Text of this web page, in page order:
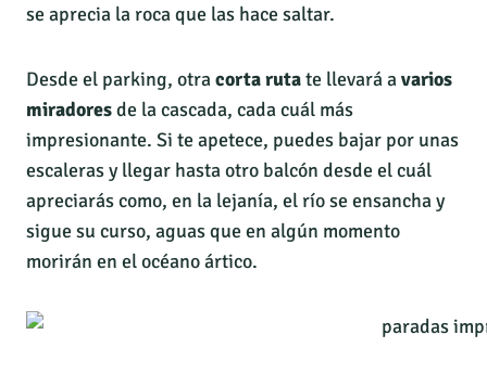
se aprecia la roca que las hace saltar.
Desde el parking, otracorta rutate llevará avarios
miradoresde la cascada, cada cuál más
impresionante. Si te apetece, puedes bajar por unas
escaleras y llegar hasta otro balcón desde el cuál
apreciarás como, en la lejanía, el río se ensancha y
sigue su curso, aguas que en algún momento
morirán en el océano ártico.